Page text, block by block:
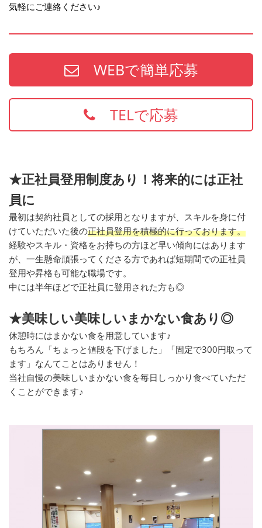
気軽にご連絡ください♪
WEBで簡単応募
TELで応募
★正社員登用制度あり！将来的には正社
員に
最初は契約社員としての採用となりますが、スキルを身に付
けていただいた後の正社員登用を積極的に行っております。
経験やスキル・資格をお持ちの方ほど早い傾向にはあります
が、一生懸命頑張ってくださる方であれば短期間での正社員
登用や昇格も可能な職場です。
中には半年ほどで正社員に登用された方も◎
★美味しい美味しいまかない食あり◎
休憩時にはまかない食を用意しています♪
もちろん「ちょっと値段を下げました」「固定で300円取って
ます」なんてことはありません！
当社自慢の美味しいまかない食を毎日しっかり食べていただ
くことができます♪